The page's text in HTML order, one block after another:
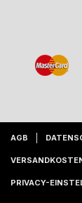
AGB
PRIVACY-